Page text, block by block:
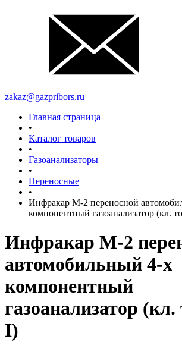
zakaz@gazpribors.ru
Главная страница
•
Каталог товаров
•
Газоанализаторы
•
Переносные
•
Инфракар М-2 переносной
компонентный газоанализатор (кл.
Инфракар М-2
автомобильный 4-х
компонентный
газоанализатор (кл.
I)